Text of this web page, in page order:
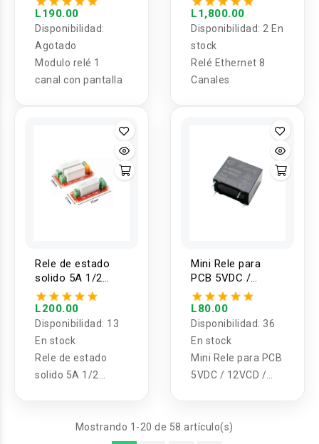
L190.00
Disponibilidad:
Agotado
Modulo relé 1
canal con pantalla
L1,800.00
Disponibilidad: 2 En
stock
Relé Ethernet 8
Canales
Rele de estado
solido 5A 1/2
canales
L200.00
Disponibilidad: 13
En stock
Rele de estado
solido 5A 1/2
Mini Rele para
PCB 5VDC /
12VCD / 24VDC
10A HF32F-G
L80.00
Disponibilidad: 36
En stock
Mini Rele para PCB
5VDC / 12VCD /
Mostrando 1-20 de 58 artículo(s)